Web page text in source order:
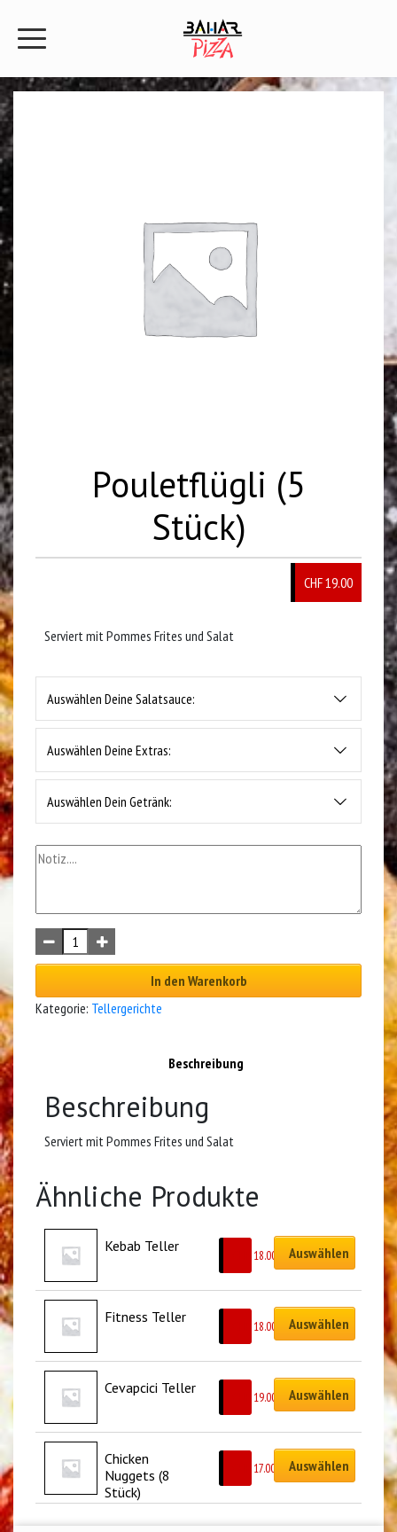
Pouletflügli (5
Stück)
CHF 19.00
Serviert mit Pommes Frites und Salat
Auswählen Deine Salatsauce:
Auswählen Deine Extras:
Auswählen Dein Getränk:
In den Warenkorb
Kategorie: Tellergerichte
Beschreibung
Beschreibung
Serviert mit Pommes Frites und Salat
Ähnliche Produkte
Kebab Teller
18.00 Auswählen
Fitness Teller
18.00 Auswählen
Cevapcici Teller
19.00 Auswählen
Chicken
Nuggets (8
Stück)
17.00 Auswählen